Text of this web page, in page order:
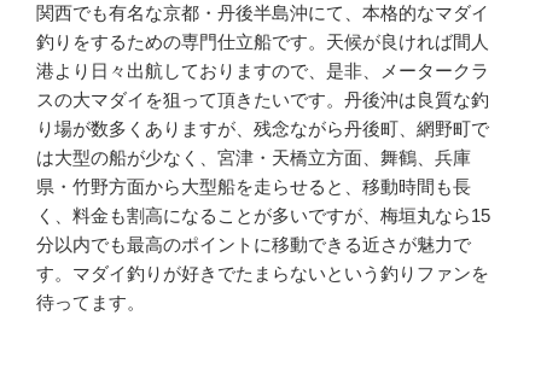
関西でも有名な京都・丹後半島沖にて、本格的なマダイ
釣りをするための専門仕立船です。天候が良ければ間人
港より日々出航しておりますので、是非、メータークラ
スの大マダイを狙って頂きたいです。丹後沖は良質な釣
り場が数多くありますが、残念ながら丹後町、網野町で
は大型の船が少なく、宮津・天橋立方面、舞鶴、兵庫
県・竹野方面から大型船を走らせると、移動時間も長
く、料金も割高になることが多いですが、梅垣丸なら15
分以内でも最高のポイントに移動できる近さが魅力で
す。マダイ釣りが好きでたまらないという釣りファンを
待ってます。